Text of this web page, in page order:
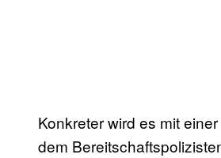
Konkreter wird es mit
dem